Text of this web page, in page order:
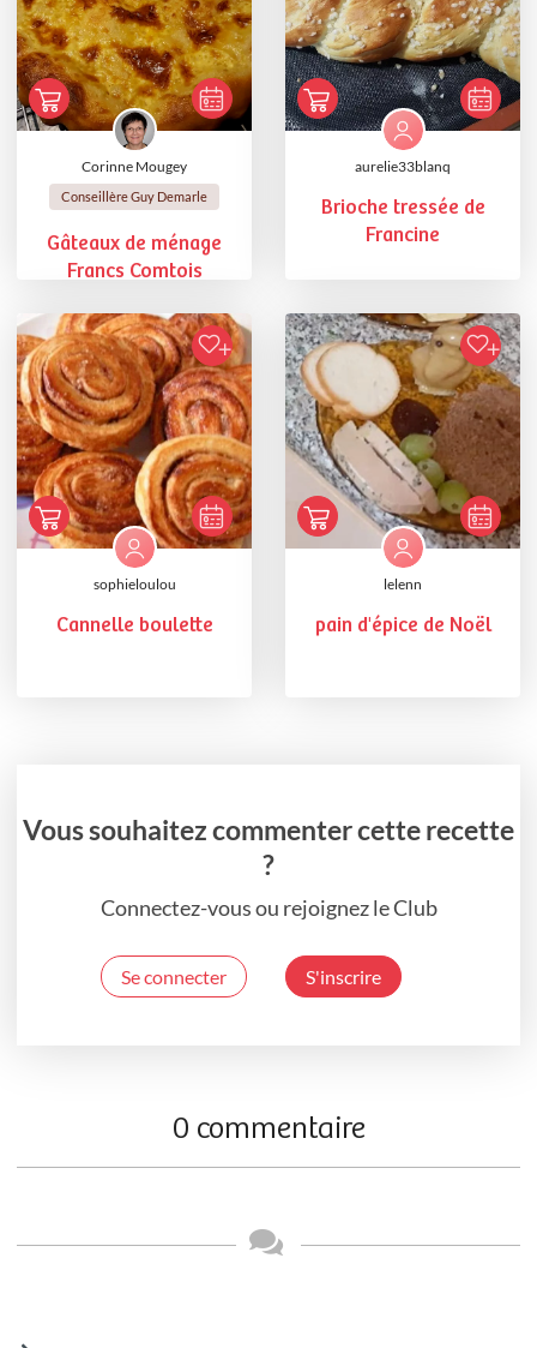
Corinne Mougey
Conseillère Guy Demarle
Gâteaux de ménage
Francs Comtois
aurelie33blanq
Brioche tressée de
Francine
sophieloulou
Cannelle boulette
lelenn
pain d'épice de Noël
Vous souhaitez commenter cette recette
?
Connectez-vous ou rejoignez le Club
Se connecter S'inscrire
0 commentaire